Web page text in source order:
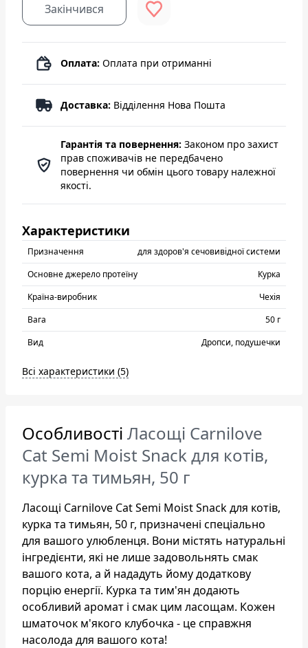
Закінчився
Оплата: Оплата при отриманні
Доставка: Відділення Нова Пошта
Гарантія та повернення: Законом про захист
прав споживачів не передбачено
повернення чи обмін цього товару належної
якості.
Характеристики
Призначення
для здоров'я сечовивідної системи
Основне джерело протеїну
Курка
Країна-виробник
Чехія
Вага
50 г
Вид
Дропси, подушечки
Всі характеристики (5)
Особливості Ласощі Carnilove
Cat Semi Moist Snack для котів,
курка та тимьян, 50 г
Ласощі Carnilove Cat Semi Moist Snack для котів,
курка та тимьян, 50 г, призначені спеціально
для вашого улюбленця. Вони містять натуральні
інгредієнти, які не лише задовольнять смак
вашого кота, а й нададуть йому додаткову
порцію енергії. Курка та тим'ян додають
особливий аромат і смак цим ласощам. Кожен
шматочок м'якого клубочка - це справжня
насолода для вашого кота!